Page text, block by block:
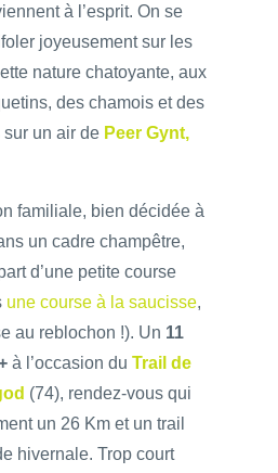
à l’esprit. On se
joyeusement sur les
nature chatoyante, aux
des chamois et des
un air de Peer Gynt,
familiale, bien décidée à
un cadre champêtre,
d’une petite course
une course à la saucisse,
au reblochon !). Un 11
à l’occasion du Trail de
(74), rendez-vous qui
un 26 Km et un trail
hivernale. Trop court